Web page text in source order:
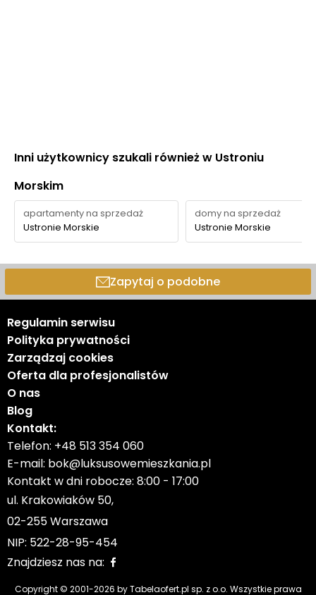
Inni użytkownicy szukali również w Ustroniu
Morskim
apartamenty na sprzedaż
Ustronie Morskie
domy na sprzedaż
Ustronie Morskie
Zapytaj o podobne
Regulamin serwisu
Polityka prywatności
Zarządzaj cookies
Oferta dla profesjonalistów
O nas
Blog
Kontakt:
Telefon: +48 513 354 060
E-mail: bok@luksusowemieszkania.pl
Kontakt w dni robocze: 8:00 - 17:00
ul. Krakowiaków 50,
02-255 Warszawa
NIP: 522-28-95-454
Znajdziesz nas na:
Copyright © 2001-2026 by Tabelaofert.pl sp. z o.o. Wszystkie prawa